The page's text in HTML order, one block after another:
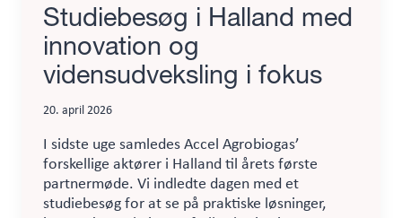
Studiebesøg i Halland med
innovation og
vidensudveksling i fokus
20. april 2026
I sidste uge samledes Accel Agrobiogas’
forskellige aktører i Halland til årets første
partnermøde. Vi indledte dagen med et
studiebesøg for at se på praktiske løsninger,